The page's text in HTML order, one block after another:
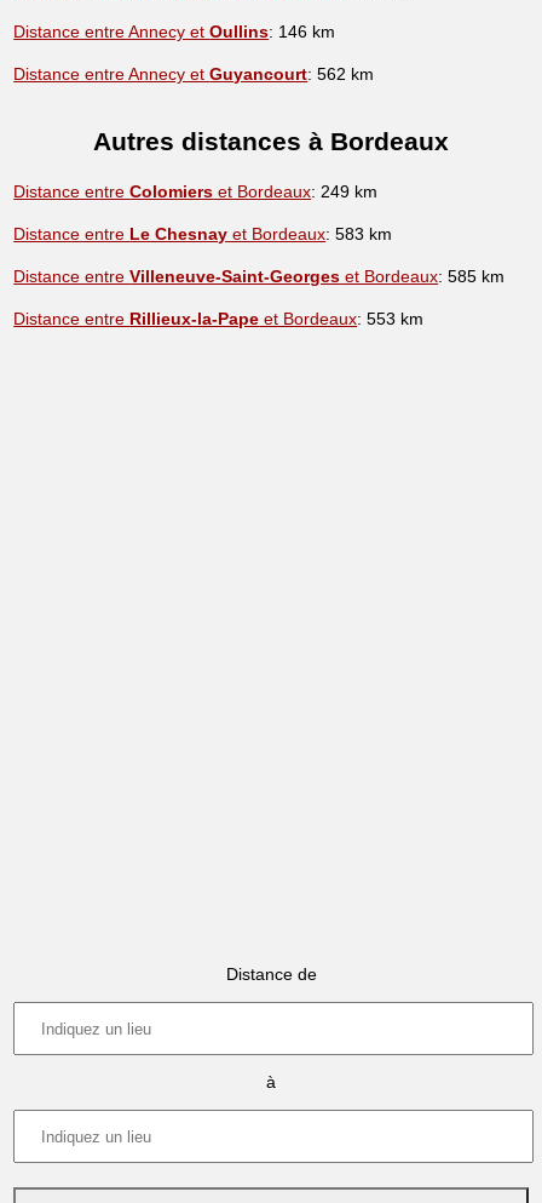
Distance entre Annecy etOullins: 146 km
Distance entre Annecy etGuyancourt: 562 km
Autres distances à Bordeaux
Distance entreColomiers et Bordeaux: 249 km
Distance entre Le Chesnay et Bordeaux: 583 km
Distance entreVilleneuve-Saint-Georges et Bordeaux: 585 km
Distance entre Rillieux-la-Pape et Bordeaux: 553 km
Distance de
à